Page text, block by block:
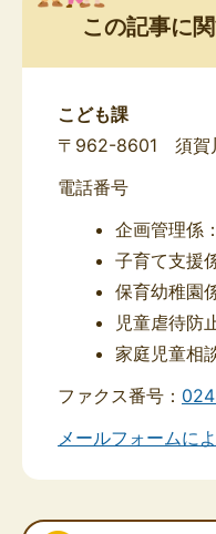
この記事に
こども課
〒962-8601 須賀
電話番号
企画管理係：
子育て支援
保育幼稚園
児童虐待防
家庭児童相
ファクス番号：
メールフォームに